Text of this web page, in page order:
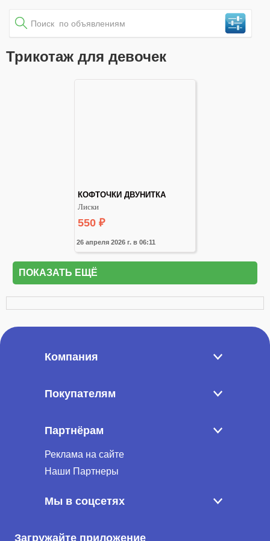
Трикотаж для девочек
26 апреля 2026 г. в 06:11
КОФТОЧКИ ДВУНИТКА
Лиски
550 ₽
ПОКАЗАТЬ ЕЩЁ
Компания
Покупателям
Партнёрам
Реклама на сайте
Наши Партнеры
Мы в соцсетях
Загружайте приложение